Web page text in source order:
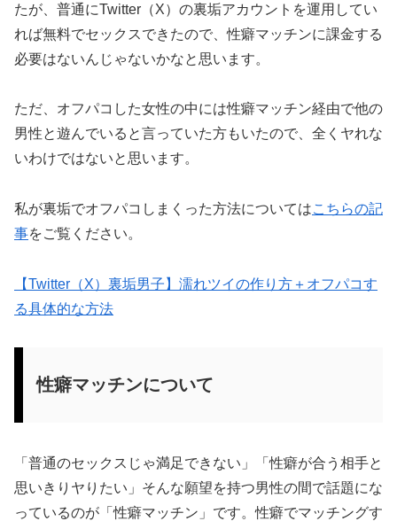
たが、普通にTwitter（X）の裏垢アカウントを運用してい
れば無料でセックスできたので、性癖マッチンに課金する
必要はないんじゃないかなと思います。
ただ、オフパコした女性の中には性癖マッチン経由で他の
男性と遊んでいると言っていた方もいたので、全くヤれな
いわけではないと思います。
私が裏垢でオフパコしまくった方法についてはこちらの記
事をご覧ください。
【Twitter（X）裏垢男子】濡れツイの作り方＋オフパコす
る具体的な方法
性癖マッチンについて
「普通のセックスじゃ満足できない」「性癖が合う相手と
思いきりヤりたい」そんな願望を持つ男性の間で話題にな
っているのが「性癖マッチン」です。性癖でマッチングす